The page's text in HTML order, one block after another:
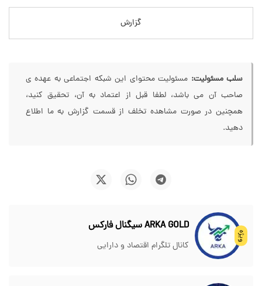
گزارش
سلب مسئولیت: مسئولیت محتوای این شبکه اجتماعی به عهده ی
صاحب آن می باشد، لطفا قبل از اعتماد به آن، تحقیق کنید،
همچنین در صورت مشاهده تخلف از قسمت گزارش به ما اطلاع
دهید.
ویژه
ARKA GOLD سیگنال فارکس
کانال تلگرام اقتصاد و دارایی